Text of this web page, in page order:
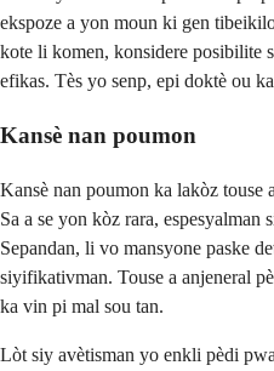
ekspoze a yon moun ki gen
kote li komen, konsidere posibilite
efikas. Tès yo senp, epi doktè ou
Kansè nan poumon
Kansè nan poumon ka lakòz touse
Sa a se yon kòz rara,
Sepandan, li vo mansyone paske
siyifikativman. Touse a anjeneral
ka vin pi mal sou tan.
Lòt siy avètisman yo enkli pèdi